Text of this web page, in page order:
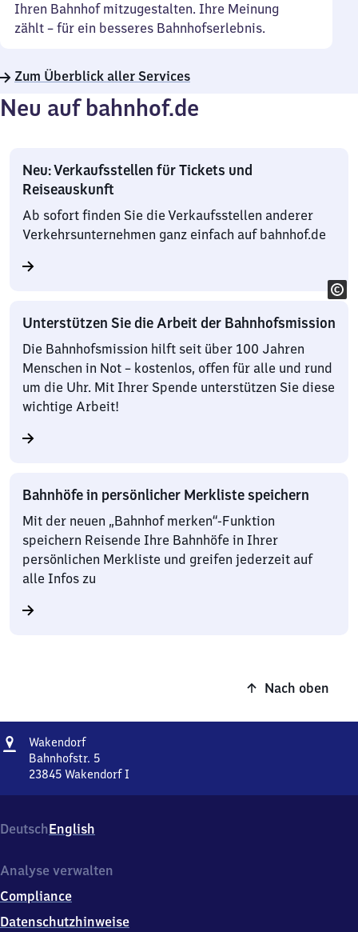
Ihren Bahnhof mitzugestalten. Ihre Meinung
zählt – für ein besseres Bahnhofserlebnis.
Zum Überblick aller Services
Neu auf bahnhof.de
Neu: Verkaufsstellen für Tickets und
Reiseauskunft
Ab sofort finden Sie die Verkaufsstellen anderer
Verkehrsunternehmen ganz einfach auf bahnhof.de
Unterstützen Sie die Arbeit der Bahnhofsmission
Die Bahnhofsmission hilft seit über 100 Jahren
Menschen in Not – kostenlos, offen für alle und rund
um die Uhr. Mit Ihrer Spende unterstützen Sie diese
wichtige Arbeit!
Bahnhöfe in persönlicher Merkliste speichern
Mit der neuen „Bahnhof merken“-Funktion
speichern Reisende Ihre Bahnhöfe in Ihrer
persönlichen Merkliste und greifen jederzeit auf
alle Infos zu
Nach oben
Adresse
WakendorfWakendorf
Bahnhofstr. 5
23845 Wakendorf I
5,
2
8
5
Wakendorf
DeutschEnglish
Analyse verwalten
Compliance
Datenschutzhinweise